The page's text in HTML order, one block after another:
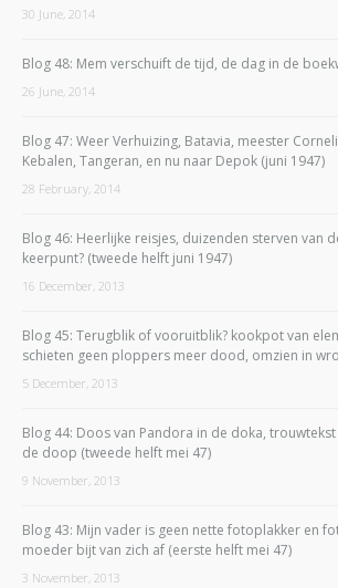
30 June, 2014
Blog 48: Mem verschuift de tijd, de dag in de
26 June, 2014
Blog 47: Weer Verhuizing, Batavia, meester
Kebalen, Tangeran, en nu naar Depok (juni 1947)
28 February, 2014
Blog 46: Heerlijke reisjes, duizenden sterven van
keerpunt? (tweede helft juni 1947)
16 December, 2013
Blog 45: Terugblik of vooruitblik? kookpot van
schieten geen ploppers meer dood, omzien in
5 December, 2013
Blog 44: Doos van Pandora in de doka,
de doop (tweede helft mei 47)
9 November, 2013
Blog 43: Mijn vader is geen nette fotoplakker en
moeder bijt van zich af (eerste helft mei 47)
3 November, 2013